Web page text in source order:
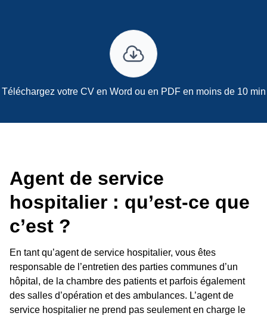
Téléchargez votre CV en Word ou en PDF en moins de 10 min
Agent de service
hospitalier : qu’est-ce que
c’est ?
En tant qu’agent de service hospitalier, vous êtes
responsable de l’entretien des parties communes d’un
hôpital, de la chambre des patients et parfois également
des salles d’opération et des ambulances. L’agent de
service hospitalier ne prend pas seulement en charge le